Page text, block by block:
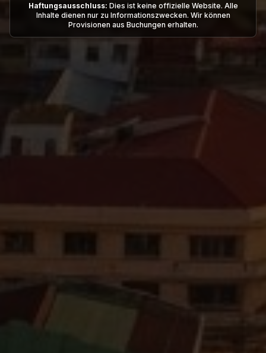
Haftungsausschluss: Dies ist keine offizielle Website. Alle
Inhalte dienen nur zu Informationszwecken. Wir können
Provisionen aus Buchungen erhalten.